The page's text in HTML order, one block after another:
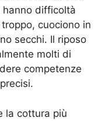
hanno difficoltà
cuociono in
secchi. Il riposo
molti di
competenze
la cottura più